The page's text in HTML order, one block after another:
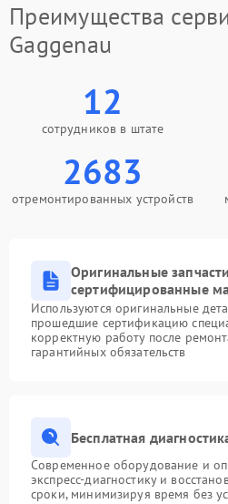
Преимущества
Gaggenau
12
сотрудников в штате
2683
отремонтированных устройств
Оригинальные
сертифицированные
Используются оригинальные
прошедшие сертификацию
корректную работу после
гарантийных обязательств
Бесплатная
Современное оборудование и
экспресс-диагностику и
сроки, минимизируя время без